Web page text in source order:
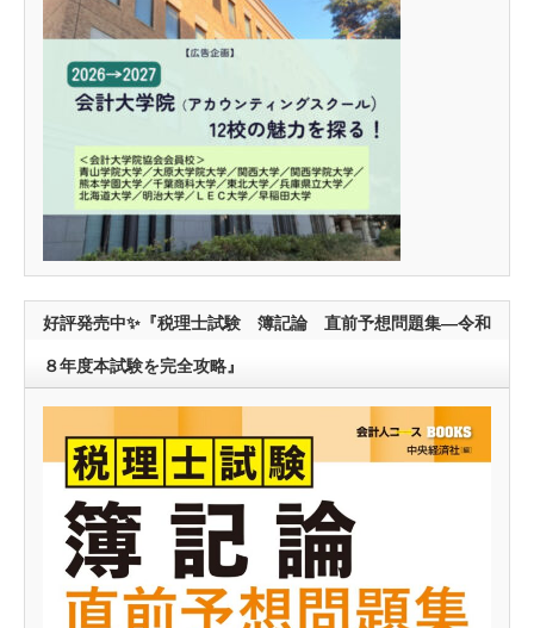
好評発売中✨『税理士試験 簿記論 直前予想問題集―令和
８年度本試験を完全攻略』